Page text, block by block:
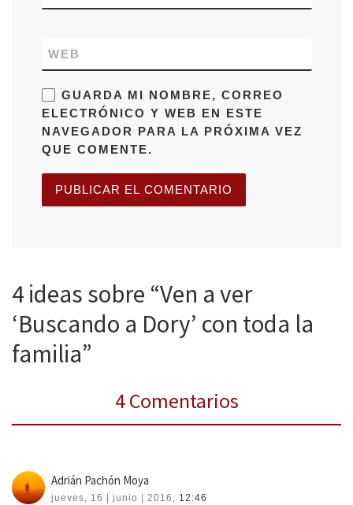
WEB
GUARDA MI NOMBRE, CORREO
ELECTRÓNICO Y WEB EN ESTE
NAVEGADOR PARA LA PRÓXIMA VEZ
QUE COMENTE.
4 ideas sobre “Ven a ver
‘Buscando a Dory’ con toda la
familia”
4 Comentarios
Adrián Pachón Moya
jueves, 16 | junio | 2016, 12:46